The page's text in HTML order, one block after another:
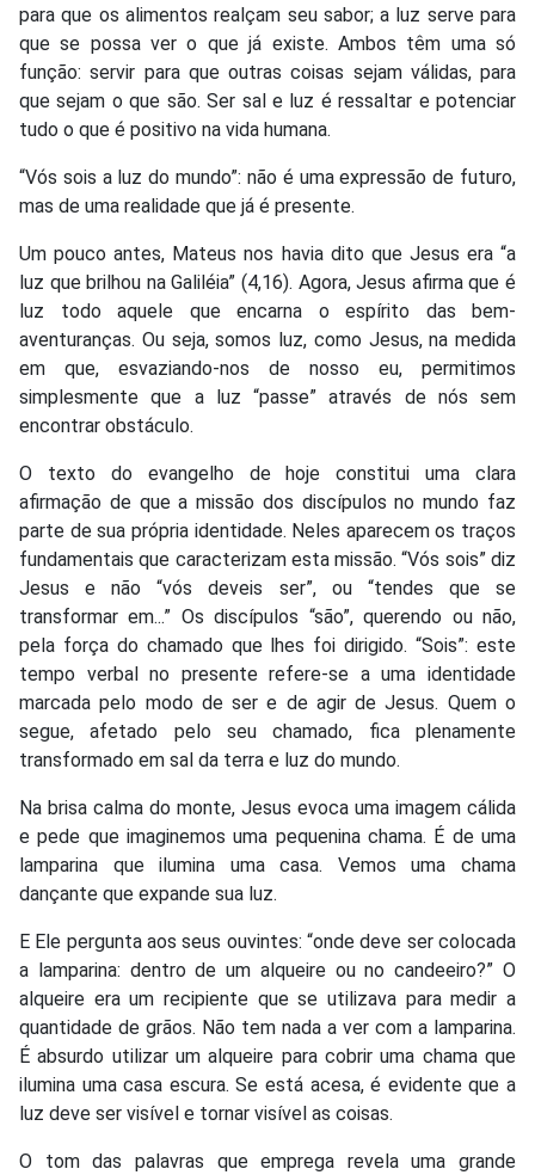
para que os alimentos realçam seu sabor; a luz serve para
que se possa ver o que já existe. Ambos têm uma só
função: servir para que outras coisas sejam válidas, para
que sejam o que são. Ser sal e luz é ressaltar e potenciar
tudo o que é positivo na vida humana.
“Vós sois a luz do mundo”: não é uma expressão de futuro,
mas de uma realidade que já é presente.
Um pouco antes, Mateus nos havia dito que Jesus era “a
luz que brilhou na Galiléia” (4,16). Agora, Jesus afirma que é
luz todo aquele que encarna o espírito das bem-
aventuranças. Ou seja, somos luz, como Jesus, na medida
em que, esvaziando-nos de nosso eu, permitimos
simplesmente que a luz “passe” através de nós sem
encontrar obstáculo.
O texto do evangelho de hoje constitui uma clara
afirmação de que a missão dos discípulos no mundo faz
parte de sua própria identidade. Neles aparecem os traços
fundamentais que caracterizam esta missão. “Vós sois” diz
Jesus e não “vós deveis ser”, ou “tendes que se
transformar em...” Os discípulos “são”, querendo ou não,
pela força do chamado que lhes foi dirigido. “Sois”: este
tempo verbal no presente refere-se a uma identidade
marcada pelo modo de ser e de agir de Jesus. Quem o
segue, afetado pelo seu chamado, fica plenamente
transformado em sal da terra e luz do mundo.
Na brisa calma do monte, Jesus evoca uma imagem cálida
e pede que imaginemos uma pequenina chama. É de uma
lamparina que ilumina uma casa. Vemos uma chama
dançante que expande sua luz.
E Ele pergunta aos seus ouvintes: “onde deve ser colocada
a lamparina: dentro de um alqueire ou no candeeiro?” O
alqueire era um recipiente que se utilizava para medir a
quantidade de grãos. Não tem nada a ver com a lamparina.
É absurdo utilizar um alqueire para cobrir uma chama que
ilumina uma casa escura. Se está acesa, é evidente que a
luz deve ser visível e tornar visível as coisas.
O tom das palavras que emprega revela uma grande